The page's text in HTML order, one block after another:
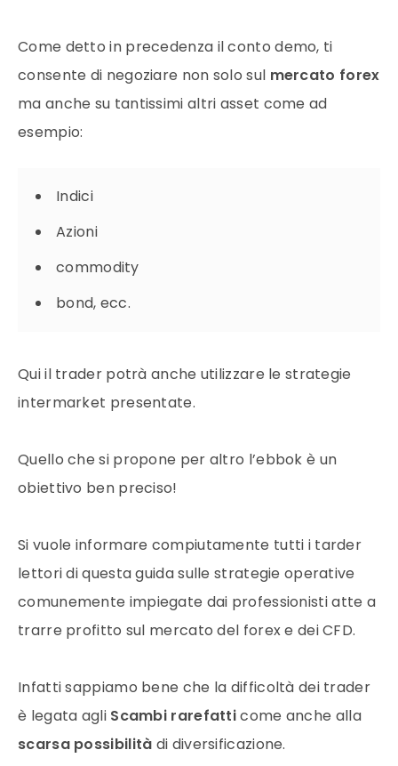
Come detto in precedenza il conto demo, ti
consente di negoziare non solo sul mercato forex
ma anche su tantissimi altri asset come ad
esempio:
Indici
Azioni
commodity
bond, ecc.
Qui il trader potrà anche utilizzare le strategie
intermarket presentate.
Quello che si propone per altro l’ebbok è un
obiettivo ben preciso!
Si vuole informare compiutamente tutti i tarder
lettori di questa guida sulle strategie operative
comunemente impiegate dai professionisti atte a
trarre profitto sul mercato del forex e dei CFD.
Infatti sappiamo bene che la difficoltà dei trader
è legata agli Scambi rarefatticome anche alla
scarsa possibilità di diversificazione.